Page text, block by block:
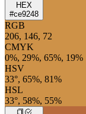
HEX
#ce9248
RGB
206, 146, 72
CMYK
0%, 29%, 65%, 19%
HSV
33°, 65%, 81%
HSL
33°, 58%, 55%